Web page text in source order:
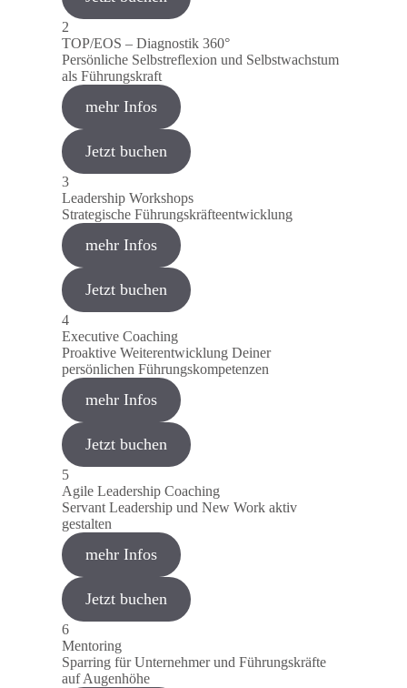
2
TOP/EOS – Diagnostik 360°
Persönliche Selbstreflexion und Selbstwachstum
als Führungskraft
mehr Infos
Jetzt buchen
3
Leadership Workshops
Strategische Führungskräfteentwicklung
mehr Infos
Jetzt buchen
4
Executive Coaching
Proaktive Weiterentwicklung Deiner
persönlichen Führungskompetenzen
mehr Infos
Jetzt buchen
5
Agile Leadership Coaching
Servant Leadership und New Work aktiv
gestalten
mehr Infos
Jetzt buchen
6
Mentoring
Sparring für Unternehmer und Führungskräfte
auf Augenhöhe